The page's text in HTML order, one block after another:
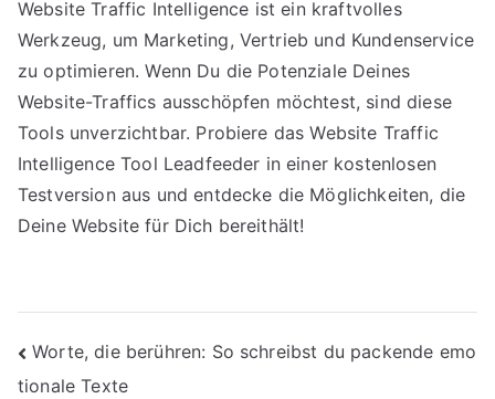
Website Traffic Intelligence ist ein kraftvolles
Werkzeug, um Marketing, Vertrieb und Kundenservice
zu optimieren. Wenn Du die Potenziale Deines
Website-Traffics ausschöpfen möchtest, sind diese
Tools unverzichtbar. Probiere das Website Traffic
Intelligence Tool Leadfeeder in einer kostenlosen
Testversion aus und entdecke die Möglichkeiten, die
Deine Website für Dich bereithält!
Beitragsnavigation
Worte, die berühren: So schreibst du packende emo
tionale Texte